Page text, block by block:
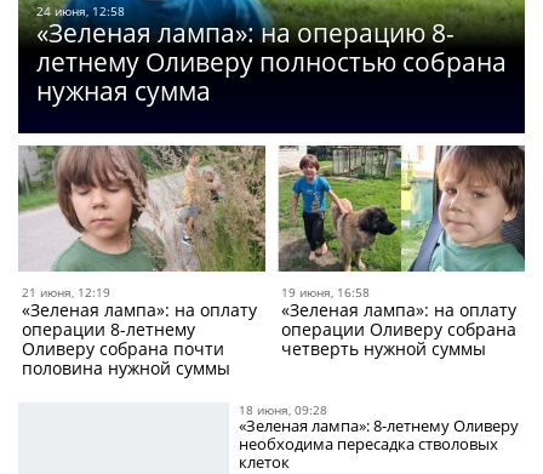
24 июня, 12:58
«Зеленая лампа»: на операцию 8-
летнему Оливеру полностью собрана
нужная сумма
21 июня, 12:19
«Зеленая лампа»: на оплату
операции 8-летнему
Оливеру собрана почти
половина нужной суммы
19 июня, 16:58
«Зеленая лампа»: на оплату
операции Оливеру собрана
четверть нужной суммы
18 июня, 09:28
«Зеленая лампа»: 8-летнему Оливеру
необходима пересадка стволовых
клеток